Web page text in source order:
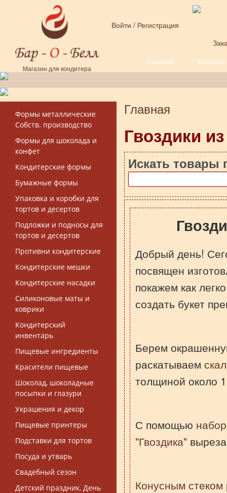
Перейти к основному содержанию
Магазин для кондитера
Войти / Регистрация
Главная
Новости
Форма поиска
Формы металлические
Собств. производство
Формы для шоколада и
конфет
Кондитерские формы
Бумажные формы
Упаковка и коробки для
тортов и десертов
Подложки и подносы для
тортов и десертов
Противни кондитерские
Кондитерские мешки
Кондитерские насадки
Силиконовые маты и
коврики
Кондитерский
инвентарь
Пищевые ингредиенты
Красители пищевые
Шоколад, шоколадные
посыпки и глазури
Украшения и декор
Пищевые принтеры
Подставки для тортов
Посуда и утварь
Свадебный сезон
Детский праздник, День
Вы здесь
Главная
Гвоздики
Искать товары
Добрый день!
посвящен
покажем как
создать букет
Берем
раскатываем
толщиной около
С помощью
"Гвоздика"
Конусным стеком